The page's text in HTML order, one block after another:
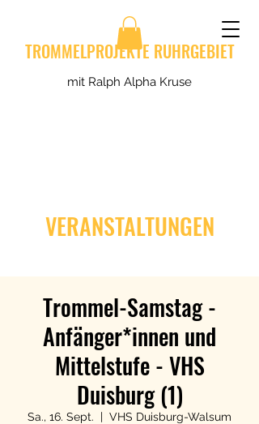
TROMMELPROJEKTE RUHRGEBIET
mit Ralph Alpha Kruse
VERANSTALTUNGEN
Trommel-Samstag -
Anfänger*innen und
Mittelstufe - VHS
Duisburg (1)
Sa., 16. Sept.
  |
VHS Duisburg-Walsum